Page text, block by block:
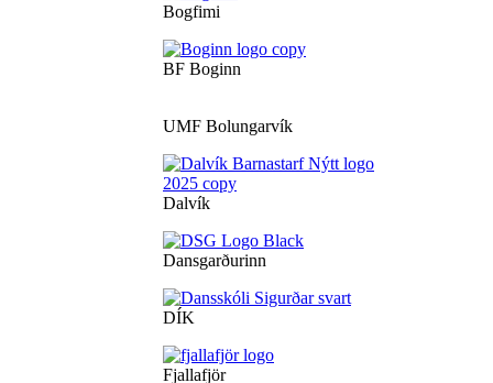
Bogfimi
BF Boginn
UMF Bolungarvík
Dalvík
Dansgarðurinn
DÍK
Fjallafjör